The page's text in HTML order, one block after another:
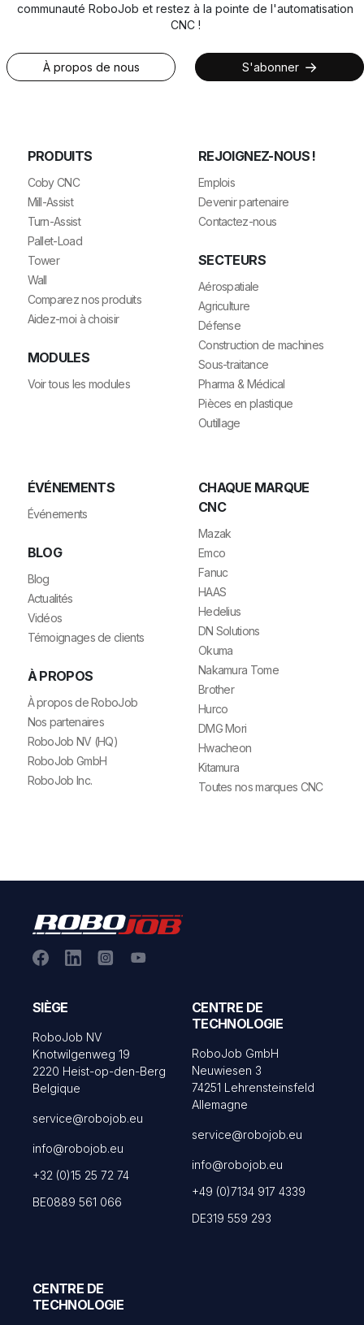
communauté RoboJob et restez à la pointe de l'automatisation
CNC !
À propos de nous S'abonner
PRODUITS
Coby CNC
Mill-Assist
Turn-Assist
Pallet-Load
Tower
Wall
Comparez nos produits
Aidez-moi à choisir
MODULES
Voir tous les modules
REJOIGNEZ-NOUS !
Emplois
Devenir partenaire
Contactez-nous
SECTEURS
Aérospatiale
Agriculture
Défense
Construction de machines
Sous-traitance
Pharma & Médical
Pièces en plastique
Outillage
ÉVÉNEMENTS
Événements
BLOG
Blog
Actualités
Vidéos
Témoignages de clients
À PROPOS
À propos de RoboJob
Nos partenaires
RoboJob NV (HQ)
RoboJob GmbH
RoboJob Inc.
CHAQUE MARQUE
CNC
Mazak
Emco
Fanuc
HAAS
Hedelius
DN Solutions
Okuma
Nakamura Tome
Brother
Hurco
DMG Mori
Hwacheon
Kitamura
Toutes nos marques CNC
SIÈGE
RoboJob NV
Knotwilgenweg 19
2220 Heist-op-den-Berg
Belgique
service@robojob.eu
info@robojob.eu
+32 (0)15 25 72 74
BE0889 561 066
CENTRE DE
TECHNOLOGIE
RoboJob GmbH
Neuwiesen 3
74251 Lehrensteinsfeld
Allemagne
service@robojob.eu
info@robojob.eu
+49 (0)7134 917 4339
DE319 559 293
CENTRE DE
TECHNOLOGIE